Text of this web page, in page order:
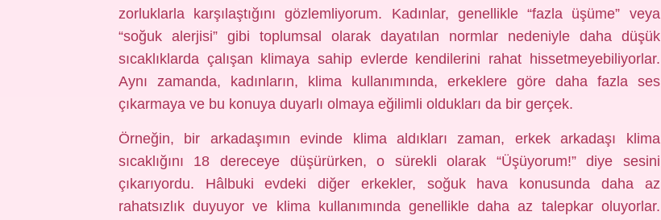
zorluklarla karşılaştığını gözlemliyorum. Kadınlar, genellikle “fazla üşüme” veya
“soğuk alerjisi” gibi toplumsal olarak dayatılan normlar nedeniyle daha düşük
sıcaklıklarda çalışan klimaya sahip evlerde kendilerini rahat hissetmeyebiliyorlar.
Aynı zamanda, kadınların, klima kullanımında, erkeklere göre daha fazla ses
çıkarmaya ve bu konuya duyarlı olmaya eğilimli oldukları da bir gerçek.
Örneğin, bir arkadaşımın evinde klima aldıkları zaman, erkek arkadaşı klima
sıcaklığını 18 dereceye düşürürken, o sürekli olarak “Üşüyorum!” diye sesini
çıkarıyordu. Hâlbuki evdeki diğer erkekler, soğuk hava konusunda daha az
rahatsızlık duyuyor ve klima kullanımında genellikle daha az talepkar oluyorlar.